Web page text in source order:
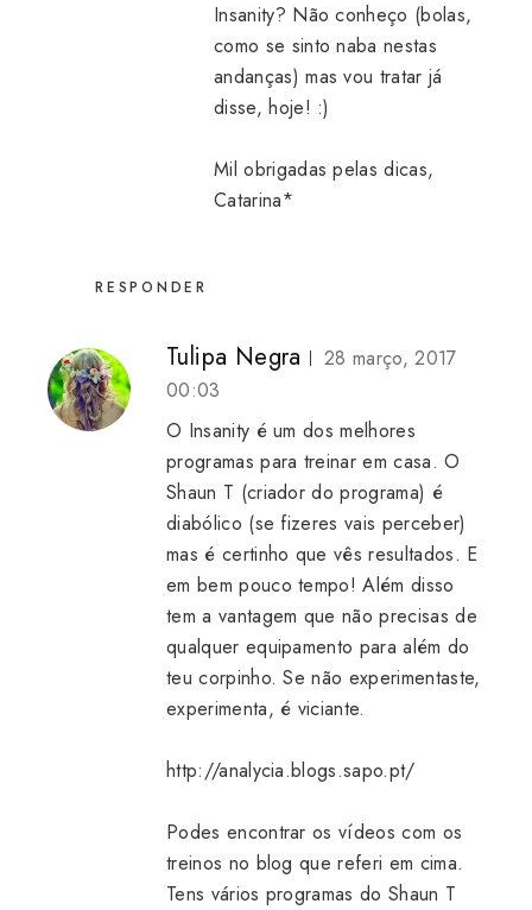
Insanity? Não conheço (bolas,
como se sinto naba nestas
andanças) mas vou tratar já
disse, hoje! :)
Mil obrigadas pelas dicas,
Catarina*
RESPONDER
Tulipa Negra
28 março, 2017
00:03
O Insanity é um dos melhores
programas para treinar em casa. O
Shaun T (criador do programa) é
diabólico (se fizeres vais perceber)
mas é certinho que vês resultados. E
em bem pouco tempo! Além disso
tem a vantagem que não precisas de
qualquer equipamento para além do
teu corpinho. Se não experimentaste,
experimenta, é viciante.
http://analycia.blogs.sapo.pt/
Podes encontrar os vídeos com os
treinos no blog que referi em cima.
Tens vários programas do Shaun T